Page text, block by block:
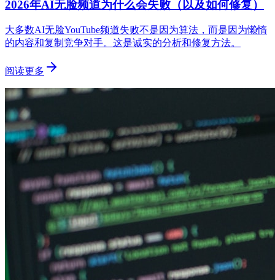
2026年AI无脸频道为什么会失败（以及如何修复）
大多数AI无脸YouTube频道失败不是因为算法，而是因为懒惰
的内容和复制竞争对手。这是诚实的分析和修复方法。
阅读更多